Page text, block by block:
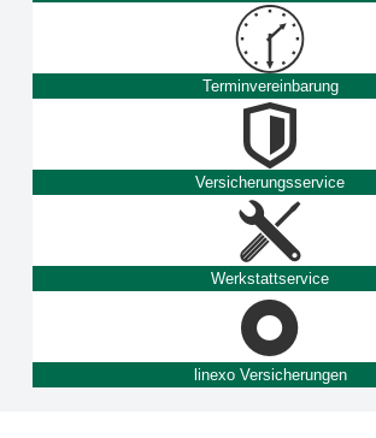
Terminvereinbarung
Versicherungsservice
Werkstattservice
linexo Versicherungen